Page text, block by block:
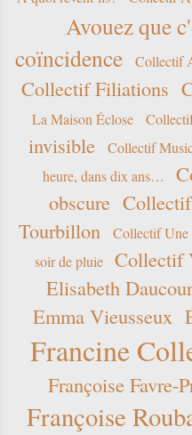
Avouez que
coïncidence
Collectif
Collectif Filiations
La Maison Éclose
invisible
Collectif
heure, dans dix ans…
obscure
Tourbillon
Collectif Une
soir de pluie
Collectif
Elisabeth
Emma Vieusseux
Francine
Françoise Favre-
Françoise